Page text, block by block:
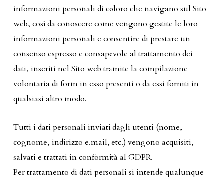
informazioni personali di coloro che navigano sul Sito
web, così da conoscere come vengono gestite le loro
informazioni personali e consentire di prestare un
consenso espresso e consapevole al trattamento dei
dati, inseriti nel Sito web tramite la compilazione
volontaria di form in esso presenti o da essi forniti in
qualsiasi altro modo.
Tutti i dati personali inviati dagli utenti (nome,
cognome, indirizzo e.mail, etc.) vengono acquisiti,
salvati e trattati in conformità al GDPR.
Per trattamento di dati personali si intende qualunque